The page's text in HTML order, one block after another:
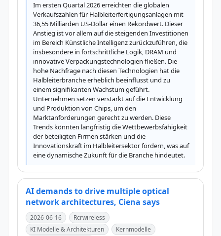
Im ersten Quartal 2026 erreichten die globalen
Verkaufszahlen für Halbleiterfertigungsanlagen mit
36,55 Milliarden US-Dollar einen Rekordwert. Dieser
Anstieg ist vor allem auf die steigenden Investitionen
im Bereich Künstliche Intelligenz zurückzuführen, die
insbesondere in fortschrittliche Logik, DRAM und
innovative Verpackungstechnologien fließen. Die
hohe Nachfrage nach diesen Technologien hat die
Halbleiterbranche erheblich beeinflusst und zu
einem signifikanten Wachstum geführt.
Unternehmen setzen verstärkt auf die Entwicklung
und Produktion von Chips, um den
Marktanforderungen gerecht zu werden. Diese
Trends könnten langfristig die Wettbewerbsfähigkeit
der beteiligten Firmen stärken und die
Innovationskraft im Halbleitersektor fördern, was auf
eine dynamische Zukunft für die Branche hindeutet.
AI demands to drive multiple optical
network architectures, Ciena says
2026-06-16
Rcrwireless
KI Modelle & Architekturen
Kernmodelle